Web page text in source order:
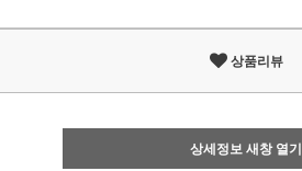
상품리뷰
상세정보 새창 열기